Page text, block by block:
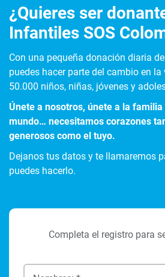
¿Quieres ser
Infantiles SOS
Con una pequeña donación diaria
puedes hacer parte del cambio en la
50.000 niños, niñas, jóvenes y
Únete a nosotros, únete a la
mundo… necesitamos corazones
generosos como el tuyo.
Dejanos tus datos y te llamaremos
puedes hacerlo.
Completa el registro para